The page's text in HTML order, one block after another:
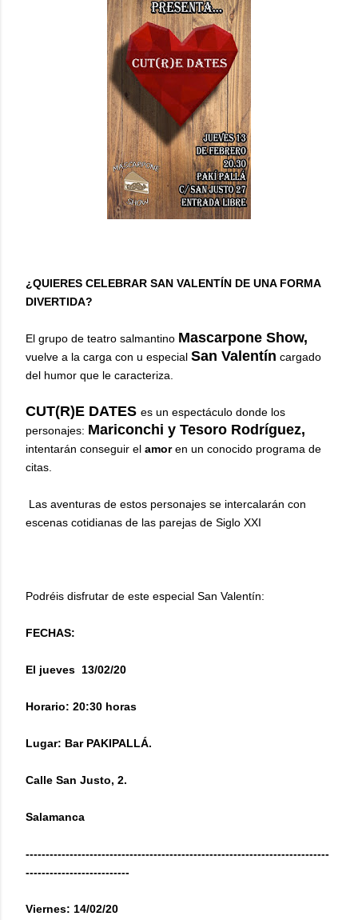
¿QUIERES CELEBRAR SAN VALENTÍN DE UNA FORMA
DIVERTIDA?
El grupo de teatro salmantino Mascarpone Show,
vuelve a la carga con u especial San Valentín cargado
del humor que le caracteriza.
CUT(R)E DATES es un espectáculo donde los
personajes: Mariconchi y Tesoro Rodríguez,
intentarán conseguir el amoren un conocido programa de
citas.
Las aventuras de estos personajes se intercalarán con
escenas cotidianas de las parejas de Siglo XXI
Podréis disfrutar de este especial San Valentín:
FECHAS:
El jueves 13/02/20
Horario: 20:30 horas
Lugar: Bar PAKIPALLÁ.
Calle San Justo, 2.
Salamanca
----------------------------------------------------------------------------
--------------------------
Viernes: 14/02/20